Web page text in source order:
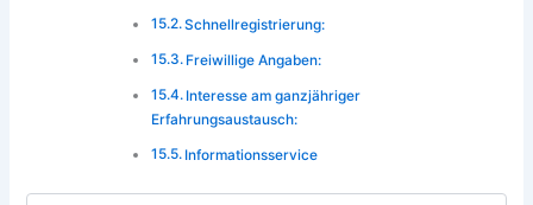
Schnellregistrierung:
Freiwillige Angaben:
Interesse am ganzjähriger
Erfahrungsaustausch:
Informationsservice